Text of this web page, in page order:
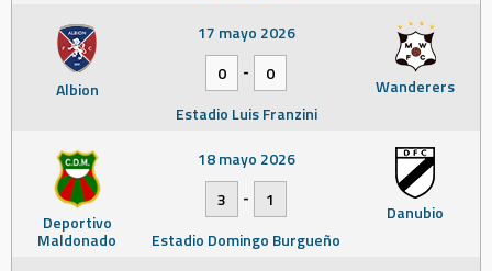
Albion Wanderers
17 mayo 2026
0
-
0
Estadio Luis Franzini
Deportivo
Maldonado
Danubio
18 mayo 2026
3
-
1
Estadio Domingo Burgueño